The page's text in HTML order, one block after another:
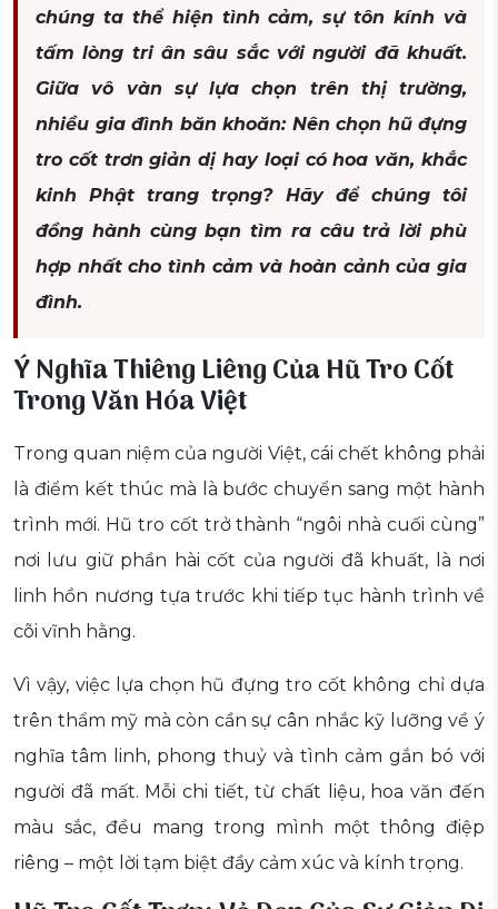
chúng ta thể hiện tình cảm, sự tôn kính và
tấm lòng tri ân sâu sắc với người đã khuất.
Giữa vô vàn sự lựa chọn trên thị trường,
nhiều gia đình băn khoăn: Nên chọn hũ đựng
tro cốt trơn giản dị hay loại có hoa văn, khắc
kinh Phật trang trọng? Hãy để chúng tôi
đồng hành cùng bạn tìm ra câu trả lời phù
hợp nhất cho tình cảm và hoàn cảnh của gia
đình.
Ý Nghĩa Thiêng Liêng Của Hũ Tro Cốt
Trong Văn Hóa Việt
Trong quan niệm của người Việt, cái chết không phải
là điểm kết thúc mà là bước chuyển sang một hành
trình mới. Hũ tro cốt trở thành “ngôi nhà cuối cùng”
nơi lưu giữ phần hài cốt của người đã khuất, là nơi
linh hồn nương tựa trước khi tiếp tục hành trình về
cõi vĩnh hằng.
Vì vậy, việc lựa chọn hũ đựng tro cốt không chỉ dựa
trên thẩm mỹ mà còn cần sự cân nhắc kỹ lưỡng về ý
nghĩa tâm linh, phong thuỷ và tình cảm gắn bó với
người đã mất. Mỗi chi tiết, từ chất liệu, hoa văn đến
màu sắc, đều mang trong mình một thông điệp
riêng – một lời tạm biệt đầy cảm xúc và kính trọng.